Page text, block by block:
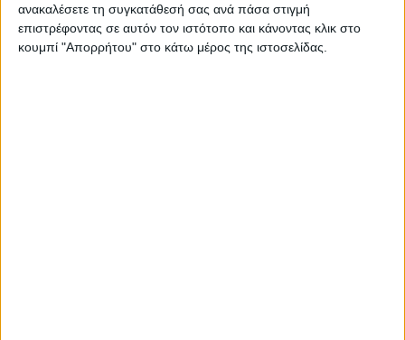
ανακαλέσετε τη συγκατάθεσή σας ανά πάσα στιγμή
επιστρέφοντας σε αυτόν τον ιστότοπο και κάνοντας κλικ στο
κουμπί "Απορρήτου" στο κάτω μέρος της ιστοσελίδας.
εκτάκτου προσωπικού λόγω Daniel,
χαρτογράφηση και αποτύπωση ομβρίων
υδάτων Δήμου Μουζακίου μετά την